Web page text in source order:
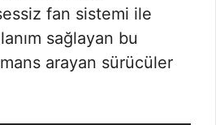
fan sistemi ile
sağlayan bu
arayan sürücüler